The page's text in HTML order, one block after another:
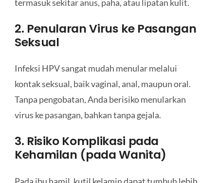
termasuk sekitar anus, paha, atau lipatan kulit.
2. Penularan Virus ke Pasangan
Seksual
Infeksi HPV sangat mudah menular melalui
kontak seksual, baik vaginal, anal, maupun oral.
Tanpa pengobatan, Anda berisiko menularkan
virus ke pasangan, bahkan tanpa gejala.
3. Risiko Komplikasi pada
Kehamilan (pada Wanita)